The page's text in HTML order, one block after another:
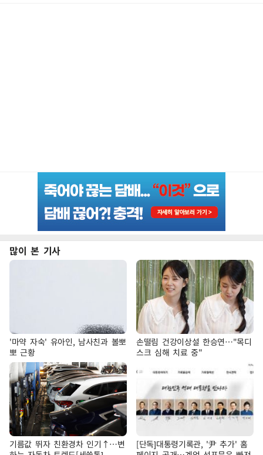
많이 본 기사
'마약 자숙' 유아인, 남사친과 볼뽀
뽀 근황
손떨림 건강이상설 한승연…"목디
스크 심해 치료 중"
기름값 뛰자 친환경차 인기↑…변
[단독]대통령기록관, '尹 추가' 홈